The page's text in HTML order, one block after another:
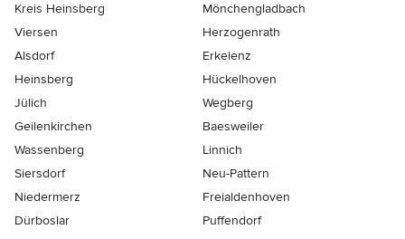
Kreis Heinsberg
Mönchengladbach
Viersen
Herzogenrath
Alsdorf
Erkelenz
Heinsberg
Hückelhoven
Jülich
Wegberg
Geilenkirchen
Baesweiler
Wassenberg
Linnich
Siersdorf
Neu-Pattern
Niedermerz
Freialdenhoven
Dürboslar
Puffendorf